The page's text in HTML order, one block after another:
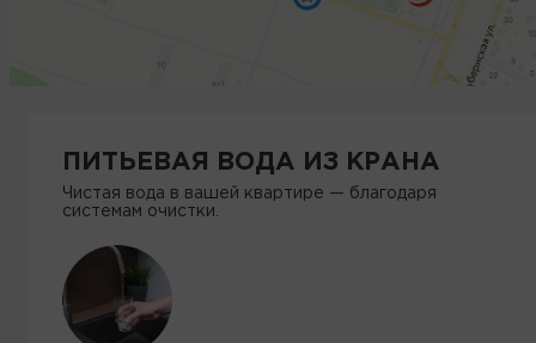
ПИТЬЕВАЯ ВОДА ИЗ КРАНА
Чистая вода в вашей квартире — благодаря
системам очистки.